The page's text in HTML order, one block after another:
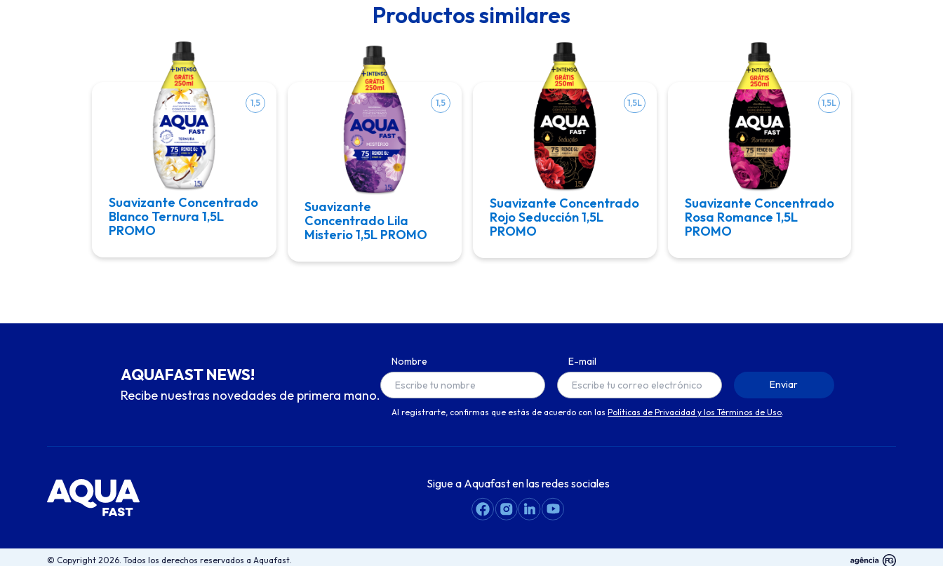
Productos similares
1,5
Suavizante Concentrado
Blanco Ternura 1,5L
PROMO
1,5
Suavizante
Concentrado Lila
Misterio 1,5L PROMO
1,5L
Suavizante Concentrado
Rojo Seducción 1,5L
PROMO
1,5L
Suavizante Concentrado
Rosa Romance 1,5L
PROMO
AQUAFAST NEWS!
Recibe nuestras novedades de primera mano.
Nombre E-mail
Al registrarte, confirmas que estás de acuerdo con lasPolíticas de Privacidad y los Términos de Uso
Sigue a Aquafast en las redes sociales
© Copyright 2026. Todos los derechos reservados a Aquafast.